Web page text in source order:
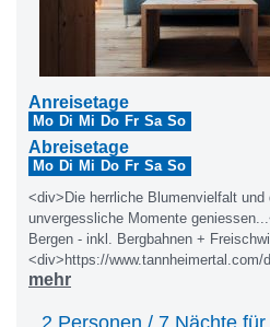
Anreisetage
Mo Di Mi Do Fr Sa So
Abreisetage
Mo Di Mi Do Fr Sa So
<div>Die herrliche Blumenvielfalt
unvergessliche Momente
Bergen - inkl. Bergbahnen +
<div>https://www.tannheimertal.com/
mehr
2 Personen / 7 Nächte für